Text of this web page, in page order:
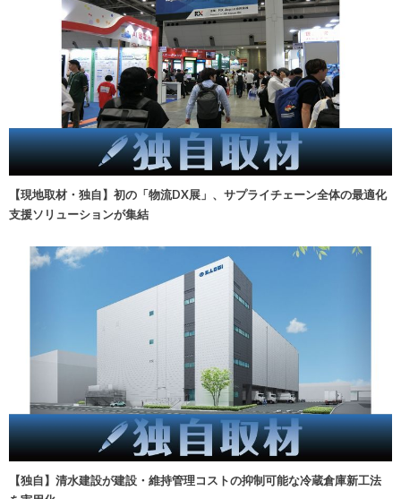
【現地取材・独自】初の「物流DX展」、サプライチェーン全体の最適化
支援ソリューションが集結
【独自】清水建設が建設・維持管理コストの抑制可能な冷蔵倉庫新工法